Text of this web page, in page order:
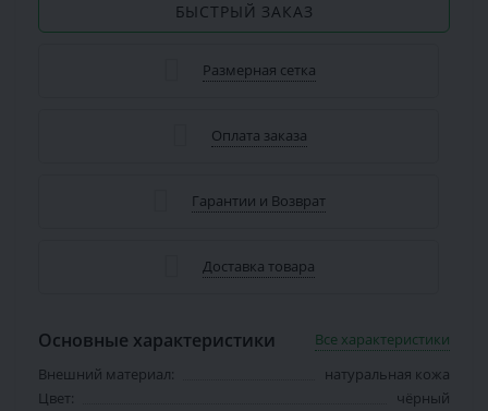
БЫСТРЫЙ ЗАКАЗ
Размерная сетка
Оплата заказа
Гарантии и Возврат
Доставка товара
Основные характеристики
Все характеристики
Внешний материал:
натуральная кожа
Цвет:
чёрный